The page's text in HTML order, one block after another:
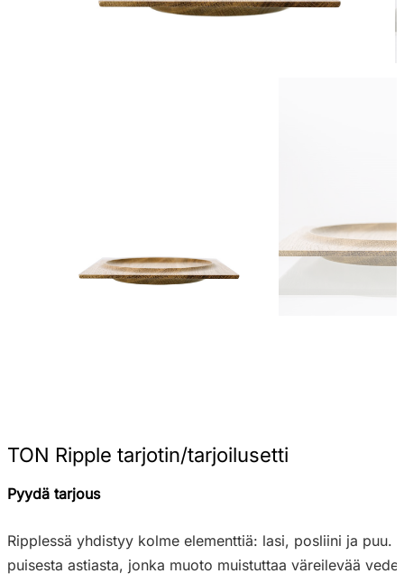
TON Ripple tarjotin/tarjoilusetti
Pyydä tarjous
Ripplessä yhdistyy kolme elementtiä: lasi, posliini ja puu.
puisesta astiasta, jonka muoto muistuttaa väreilevää